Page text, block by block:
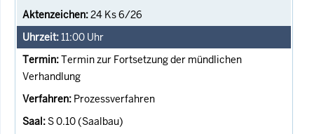
24 Ks 6/26
11:00 Uhr
Termin zur Fortsetzung der mündlichen
Verhandlung
Prozessverfahren
S 0.10 (Saalbau)